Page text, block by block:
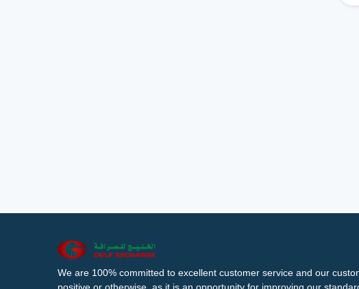
We are 100% committed to excellent customer service and our